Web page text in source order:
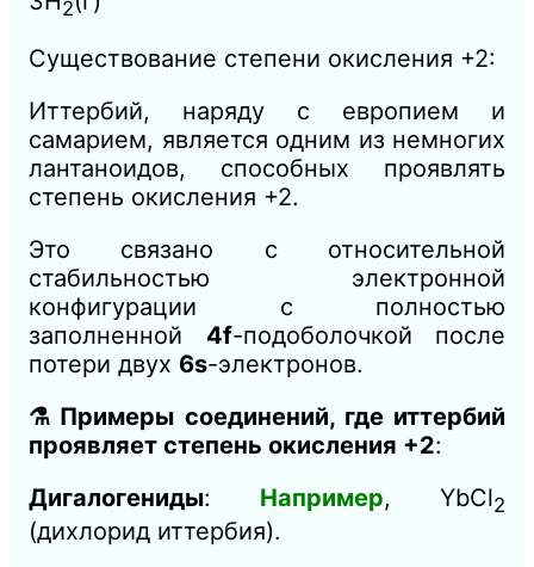
2
Существование степени окисления +2:
Иттербий, наряду с европием и
самарием, является одним из немногих
лантаноидов, способных проявлять
степень окисления +2.
Это связано с относительной
стабильностью электронной
конфигурации с полностью
заполненной 4f-подоболочкой после
потери двух 6s-электронов.
⚗️ Примеры соединений, где иттербий
проявляет степень окисления +2:
Дигалогениды: Например, YbCl2
(дихлорид иттербия).